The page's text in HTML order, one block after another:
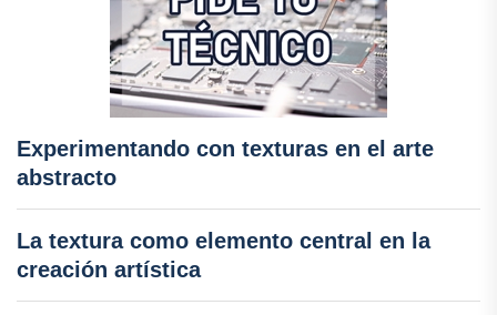
Experimentando con texturas en el arte
abstracto
La textura como elemento central en la
creación artística